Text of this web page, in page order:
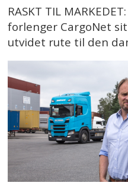
RASKT TIL
forlenger CargoNet
utvidet rute til den